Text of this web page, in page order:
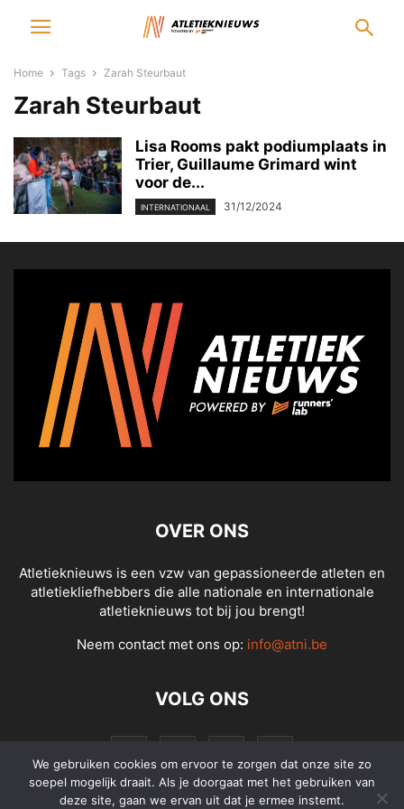
Home Tags Zarah Steurbaut
Zarah Steurbaut
Lisa Rooms pakt podiumplaats in
Trier, Guillaume Grimard wint
voor de...
INTERNATIONAAL 31/12/2024
OVER ONS
Atletieknieuws is een vzw van gepassioneerde atleten en
atletiekliefhebbers die alle nationale en internationale
atletieknieuws tot bij jou brengt!
Neem contact met ons op: info@atni.be
VOLG ONS
We gebruiken cookies om ervoor te zorgen dat onze site zo
soepel mogelijk draait. Als je doorgaat met het gebruiken van
deze site, gaan we ervan uit dat je ermee instemt.